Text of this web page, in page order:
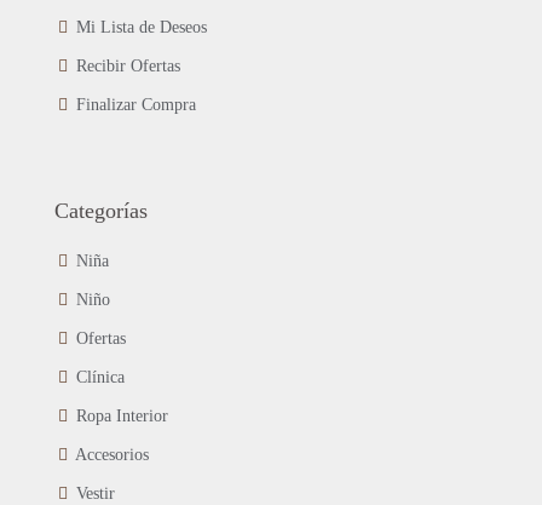
Mi Lista de Deseos
Recibir Ofertas
Finalizar Compra
Categorías
Niña
Niño
Ofertas
Clínica
Ropa Interior
Accesorios
Vestir